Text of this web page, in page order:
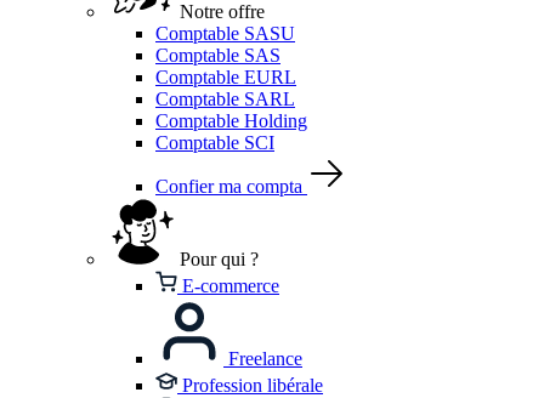
Notre offre
Comptable SASU
Comptable SAS
Comptable EURL
Comptable SARL
Comptable Holding
Comptable SCI
Confier ma compta
Pour qui ?
E-commerce
Freelance
Profession libérale